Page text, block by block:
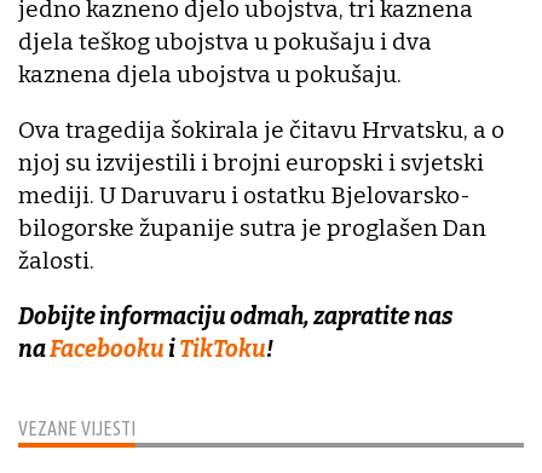
VEZANE VIJESTI
jedno kazneno djelo ubojstva, tri kaznena
djela teškog ubojstva u pokušaju i dva
kaznena djela ubojstva u pokušaju.
Ova tragedija šokirala je čitavu Hrvatsku, a o
njoj su izvijestili i brojni europski i svjetski
mediji. U Daruvaru i ostatku Bjelovarsko-
bilogorske županije sutra je proglašen Dan
žalosti.
Dobijte informaciju odmah, zapratite nas
naFacebookuiTikToku!